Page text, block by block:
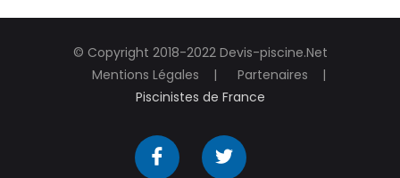
© Copyright 2018-2022 Devis-piscine.Net
Mentions Légales
Partenaires
Piscinistes de France